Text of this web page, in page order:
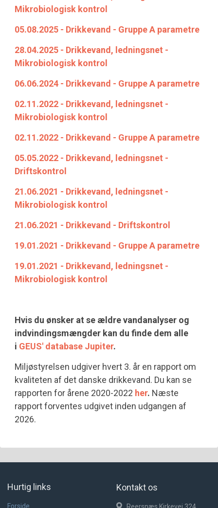
Mikrobiologisk kontrol
05.08.2025 - Drikkevand - Gruppe A parametre
28.04.2025 - Drikkevand, ledningsnet -
Mikrobiologisk kontrol
06.06.2024 - Drikkevand - Gruppe A parametre
02.11.2022 - Drikkevand, ledningsnet -
Mikrobiologisk kontrol
02.11.2022 - Drikkevand - Gruppe A parametre
05.05.2022 - Drikkevand, ledningsnet -
Driftskontrol
21.06.2021 - Drikkevand, ledningsnet -
Mikrobiologisk kontrol
21.06.2021 - Drikkevand - Driftskontrol
19.01.2021 - Drikkevand - Gruppe A parametre
19.01.2021 - Drikkevand, ledningsnet -
Mikrobiologisk kontrol
Hvis du ønsker at se ældre vandanalyser og
indvindingsmængder kan du finde dem alle
i GEUS' database Jupiter.
Miljøstyrelsen udgiver hvert 3. år en rapport om
kvaliteten af det danske drikkevand. Du kan se
rapporten for årene 2020-2022 her. Næste
rapport forventes udgivet inden udgangen af
2026.
Hurtig links
Forside
Kontakt os